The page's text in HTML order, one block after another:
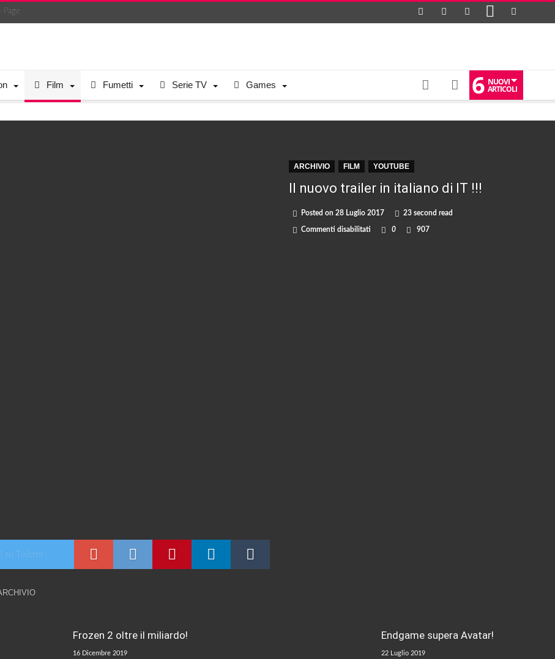
Page
Film Fumetti Serie TV Games 6 NUOVI
ARTICOLI
ARCHIVIO FILM YOUTUBE
Il nuovo trailer in italiano di IT !!!
Posted on 28 Luglio 2017 23 second read
Commenti disabilitatisu
0 907
su Twitter
Frozen 2 oltre il miliardo!
16 Dicembre 2019
Endgame supera Avatar!
22 Luglio 2019